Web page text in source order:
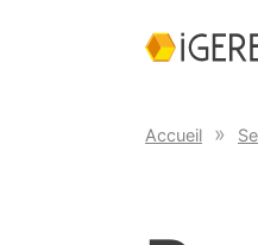
Accueil